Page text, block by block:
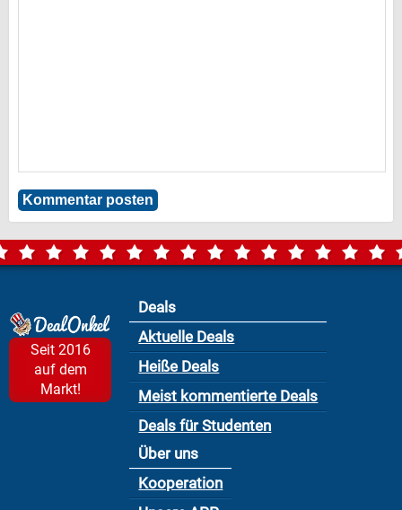
Seit 2016
auf dem
Markt!
Deals
Aktuelle Deals
Heiße Deals
Meist kommentierte Deals
Deals für Studenten
Über uns
Kooperation